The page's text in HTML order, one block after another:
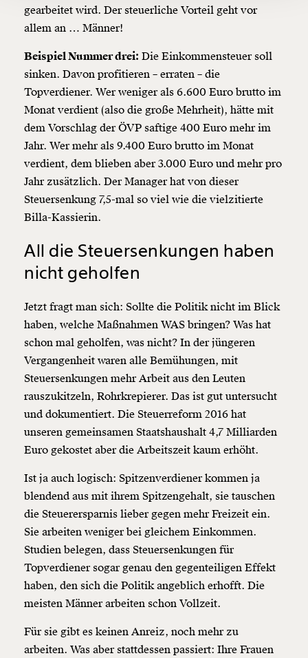
150€ €
Ich möchte meine Spende verschenken.
Du erhältst eine E-Mail mit deiner
Geschenkurkunde im PDF-Format, welche Du
ausdrucken oder weiterleiten und verschenken
1/3
gearbeitet wird. Der steuerliche Vorteil geht vor
allem an … Männer!
Beispiel Nummer drei: Die Einkommensteuer soll
sinken. Davon profitieren – erraten – die
Topverdiener. Wer weniger als 6.600 Euro brutto im
Monat verdient (also die große Mehrheit), hätte mit
dem Vorschlag der ÖVP saftige 400 Euro mehr im
Jahr. Wer mehr als 9.400 Euro brutto im Monat
verdient, dem blieben aber 3.000 Euro und mehr pro
Jahr zusätzlich. Der Manager hat von dieser
Steuersenkung 7,5-mal so viel wie die vielzitierte
Billa-Kassierin.
All die Steuersenkungen haben
nicht geholfen
Jetzt fragt man sich: Sollte die Politik nicht im Blick
haben, welche Maßnahmen WAS bringen? Was hat
schon mal geholfen, was nicht? In der jüngeren
Vergangenheit waren alle Bemühungen, mit
Steuersenkungen mehr Arbeit aus den Leuten
rauszukitzeln, Rohrkrepierer. Das ist gut untersucht
und dokumentiert. Die Steuerreform 2016 hat
unseren gemeinsamen Staatshaushalt 4,7 Milliarden
Euro gekostet aber die Arbeitszeit kaum erhöht.
Ist ja auch logisch: Spitzenverdiener kommen ja
blendend aus mit ihrem Spitzengehalt, sie tauschen
die Steuerersparnis lieber gegen mehr Freizeit ein.
Sie arbeiten weniger bei gleichem Einkommen.
Studien belegen, dass Steuersenkungen für
Topverdiener sogar genau den gegenteiligen Effekt
haben, den sich die Politik angeblich erhofft. Die
meisten Männer arbeiten schon Vollzeit.
Für sie gibt es keinen Anreiz, noch mehr zu
arbeiten. Was aber stattdessen passiert: Ihre Frauen